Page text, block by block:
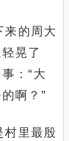
来的周大
晃了
：“大
啊？”
村里最殷